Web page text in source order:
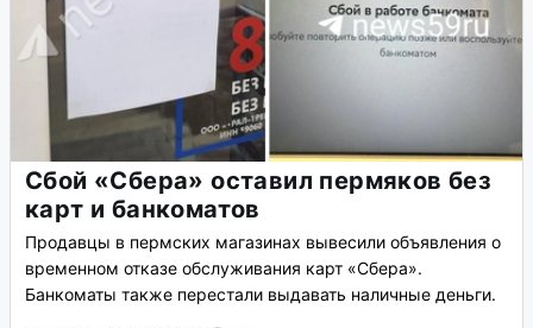
Сбой «Сбера» оставил пермяков без
карт и банкоматов
Продавцы в пермских магазинах вывесили объявления о
временном отказе обслуживания карт «Сбера».
Банкоматы также перестали выдавать наличные деньги.